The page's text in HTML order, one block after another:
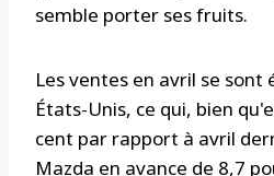
semble porter ses fruits.
Les ventes en avril se sont
États-Unis, ce qui, bien
cent par rapport à avril
Mazda en avance de 8,7